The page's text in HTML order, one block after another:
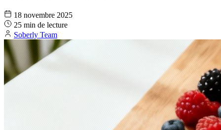
18 novembre 2025
25 min de lecture
Soberly Team